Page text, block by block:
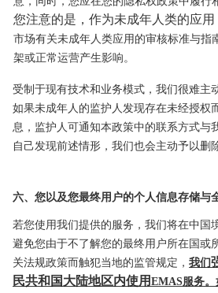
您注意的是，作为未成年人类的应
市场有关未成年人类应用的审核标准与指
架或正常运营产生影响。
受制于现有技术和业务模式，我们很难主
如果未成年人的监护人发现存在未经授权
息，监护人可通知本政策中的联系方式与
自己发现前述情形，我们也会主动予以删
六、您以及您最终用户的个人信息存储与
若您使用我们提供的服务，我们将在中国
避免您由于不了解您的最终用户所在国或
关法规政策而触犯当地的监管规定， 我们
民共和国大陆地区内使用 EMAS服务